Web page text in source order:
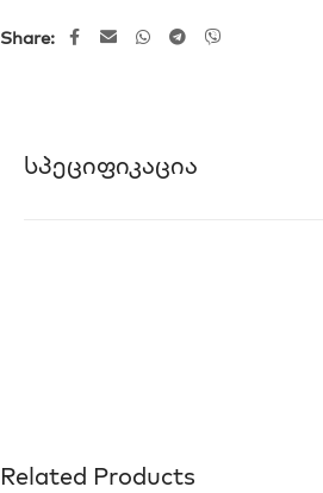
Share:
Სპეციფიკაცია
Related Products